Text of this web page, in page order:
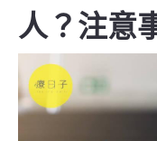
人？注意